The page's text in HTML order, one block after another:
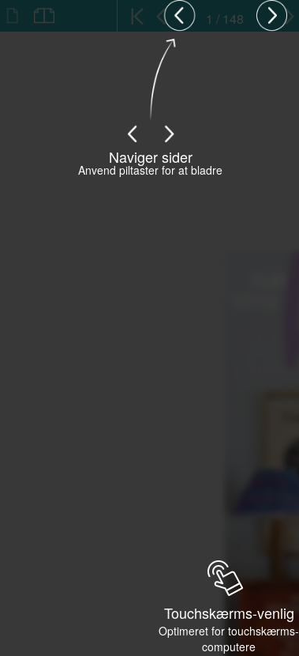
Touchskærms-venlig
Optimeret for touchskærms-
computere
Naviger sider
Anvend piltaster for at bladre
1 / 148